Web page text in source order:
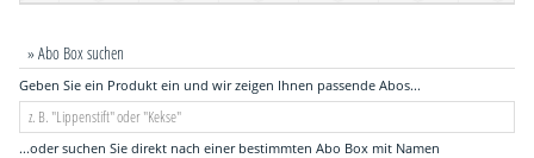
» Abo Box suchen
Geben Sie ein Produkt ein und wir zeigen Ihnen passende Abos...
...oder suchen Sie direkt nach einer bestimmten Abo Box mit Namen